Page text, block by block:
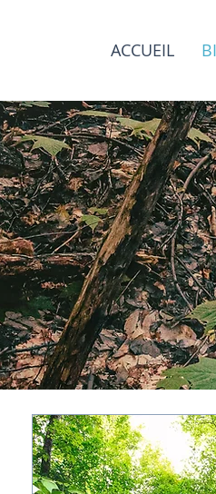
ACCUEIL